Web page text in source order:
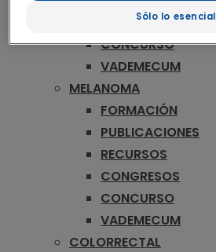
CONGRESOS
CONCURSO
VADEMECUM
MELANOMA
FORMACIÓN
PUBLICACIONES
RECURSOS
CONGRESOS
CONCURSO
VADEMECUM
COLORRECTAL
Sólo lo esencial